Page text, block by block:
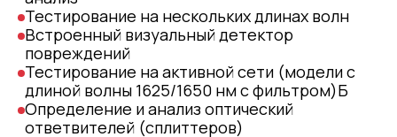
Тестирование на нескольких длинах волн
Встроенный визуальный детектор
повреждений
Тестирование на активной сети (модели с
длиной волны 1625/1650 нм с фильтром)Б
Определение и анализ оптический
ответвителей (сплиттеров)